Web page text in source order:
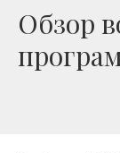
Обзор